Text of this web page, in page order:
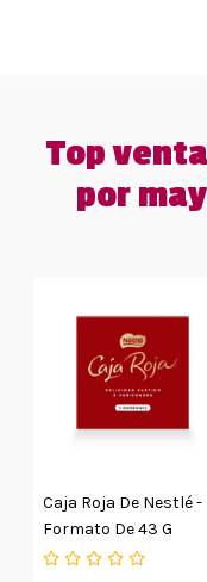
Top
por
Caja Roja De Nestlé -
Formato De 43 G